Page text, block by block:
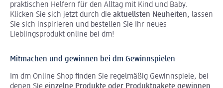
praktischen Helfern für den Alltag mit Kind und Baby.
Klicken Sie sich jetzt durch die aktuellsten Neuheiten, lassen
Sie sich inspirieren und bestellen Sie Ihr neues
Lieblingsprodukt online bei dm!
Mitmachen und gewinnen bei dm Gewinnspielen
Im dm Online Shop finden Sie regelmäßig Gewinnspiele, bei